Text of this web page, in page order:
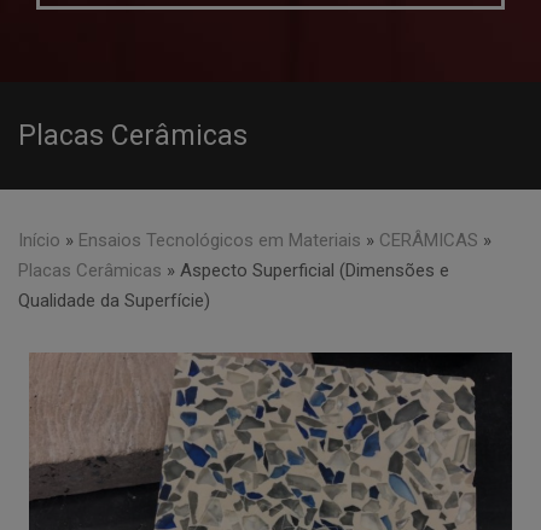
Placas Cerâmicas
Início » Ensaios Tecnológicos em Materiais » CERÂMICAS »
Placas Cerâmicas » Aspecto Superficial (Dimensões e
Qualidade da Superfície)